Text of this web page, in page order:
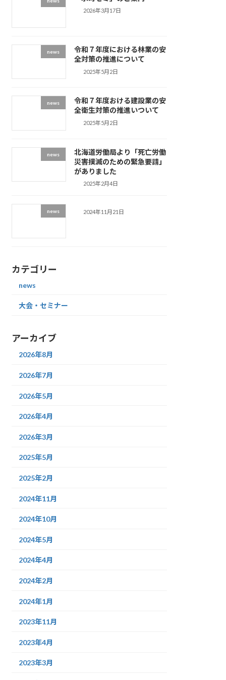
2026年3月17日
news
令和７年度における林業の安
全対策の推進について
2025年5月2日
news
令和７年度おける建設業の安
全衛生対策の推進いついて
2025年5月2日
news
北海道労働局より「死亡労働
災害撲滅のための緊急要請」
がありました
2025年2月4日
news 2024年11月21日
カテゴリー
news
大会・セミナー
アーカイブ
2026年8月
2026年7月
2026年5月
2026年4月
2026年3月
2025年5月
2025年2月
2024年11月
2024年10月
2024年5月
2024年4月
2024年2月
2024年1月
2023年11月
2023年4月
2023年3月